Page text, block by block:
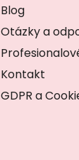
Blog
Otázky a
Kontakt
GDPR a